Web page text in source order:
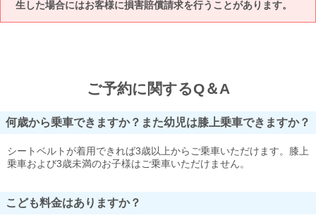
生した場合にはお客様に損害賠償請求を行うことがあります。
ご予約に関するQ＆A
何歳から乗車できますか？また幼児は膝上乗車できますか？
シートベルトが着用できれば3歳以上からご乗車いただけます。膝上
乗車および3歳未満のお子様はご乗車いただけません。
こども料金はありますか？